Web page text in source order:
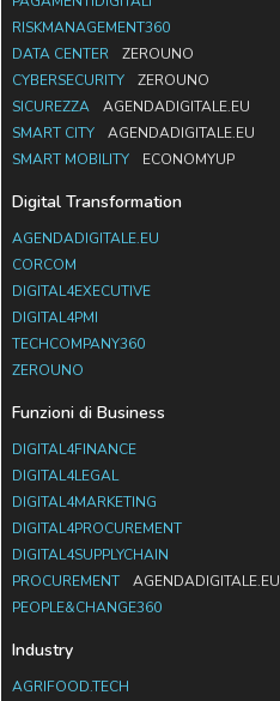
RISKMANAGEMENT360
DATA CENTER
ZEROUNO
CYBERSECURITY
ZEROUNO
SICUREZZA
AGENDADIGITALE.EU
SMART CITY
AGENDADIGITALE.EU
SMART MOBILITY
ECONOMYUP
Digital Transformation
AGENDADIGITALE.EU
CORCOM
DIGITAL4EXECUTIVE
DIGITAL4PMI
TECHCOMPANY360
ZEROUNO
Funzioni di Business
DIGITAL4FINANCE
DIGITAL4LEGAL
DIGITAL4MARKETING
DIGITAL4PROCUREMENT
DIGITAL4SUPPLYCHAIN
PROCUREMENT
AGENDADIGITALE.EU
PEOPLE&CHANGE360
Industry
AGRIFOOD.TECH